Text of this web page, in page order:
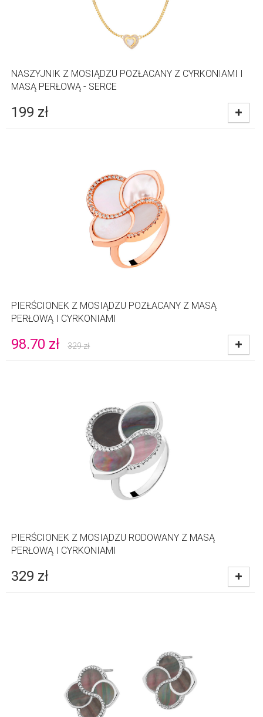
NASZYJNIK Z MOSIĄDZU POZŁACANY Z CYRKONIAMI I
MASĄ PERŁOWĄ - SERCE
199 zł
PIERŚCIONEK Z MOSIĄDZU POZŁACANY Z MASĄ
PERŁOWĄ I CYRKONIAMI
98.70 zł 329zł
PIERŚCIONEK Z MOSIĄDZU RODOWANY Z MASĄ
PERŁOWĄ I CYRKONIAMI
329 zł